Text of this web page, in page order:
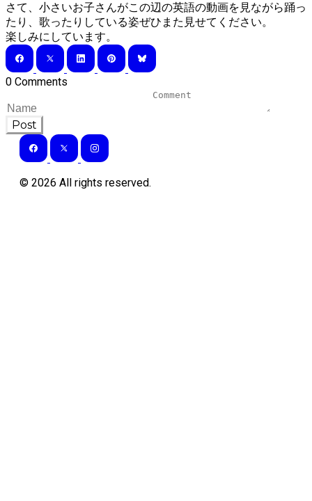
さて、小さいお子さんがこの辺の英語の動画を見ながら踊っ
たり、歌ったりしている姿ぜひまた見せてください。
​楽しみにしています。
0 Comments
Post
© 2026 All rights reserved.